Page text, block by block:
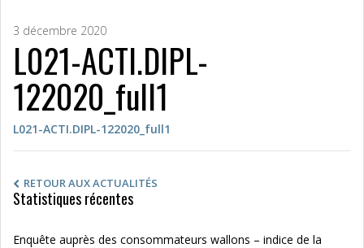
3 décembre 2020
L021-ACTI.DIPL-
122020_full1
L021-ACTI.DIPL-122020_full1
RETOUR AUX ACTUALITÉS
Statistiques récentes
Enquête auprès des consommateurs wallons – indice de la